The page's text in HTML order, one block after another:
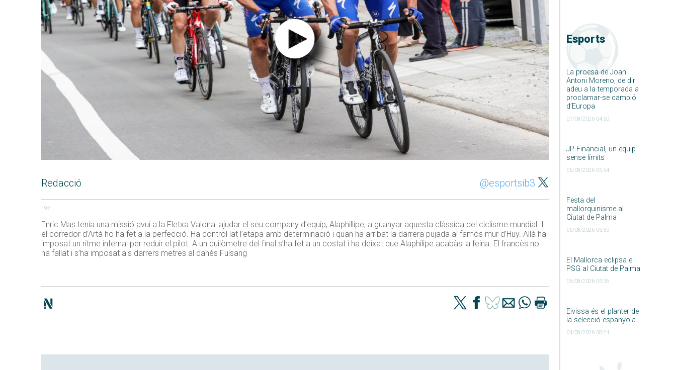
Esports
La proesa de Joan
Antoni Moreno, de dir
adeu a la temporada a
proclamar-se campió
d’Europa
07/08/2026 04:50
JP Financial, un equip
sense límits
06/08/2026 05:54
Festa del
mallorquinisme al
Ciutat de Palma
06/08/2026 05:50
El Mallorca eclipsa el
PSG al Ciutat de Palma
06/08/2026 05:36
Eivissa és el planter de
la selecció espanyola
04/08/2026 08:24
Redacció @esportsib3
192
Enric Mas tenia una missió avui a la Fletxa Valona: ajudar el seu company d’equip, Alaphillipe, a guanyar aquesta clàssica del ciclisme mundial. I
el corredor d’Artà ho ha fet a la perfecció. Ha control·lat l’etapa amb determinació i quan ha arribat la darrera pujada al famòs mur d’Huy. Allà ha
imposat un ritme infernal per reduir el pilot. A un quilòmetre del final s’ha fet a un costat i ha deixat que Alaphilipe acabàs la feina. El francès no
ha fallat i s’ha imposat als darrers metres al danès Fulsang